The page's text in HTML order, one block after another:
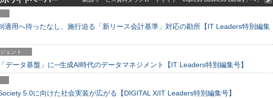
適用へ待ったなし、施行迫る「新リース会計基準」対応の勘所【IT Leaders特別編集
ェント
データ基盤」に─生成AI時代のデータマネジメント【IT Leaders特別編集号】
5.0に向けた社会実装が広がる【DIGITAL X/IT Leaders特別編集号】